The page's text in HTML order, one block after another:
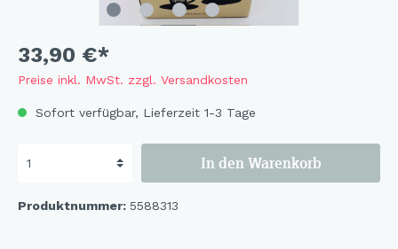
33,90 €*
Preise inkl. MwSt. zzgl. Versandkosten
Sofort verfügbar, Lieferzeit 1-3 Tage
In den Warenkorb
Produktnummer: 5588313